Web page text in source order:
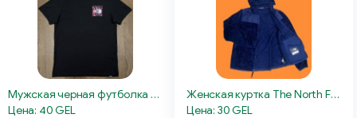
Мужская черная футболка The North Face
Цена: 40 GEL
Женская куртка The North Face
Цена: 30 GEL